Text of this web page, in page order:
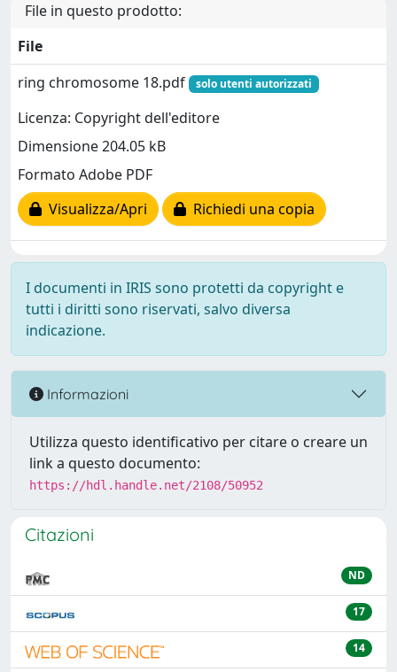
File in questo prodotto:
File
ring chromosome 18.pdf
solo utenti autorizzati
Licenza: Copyright dell'editore
Dimensione 204.05 kB
Formato Adobe PDF
Visualizza/Apri
Richiedi una copia
I documenti in IRIS sono protetti da copyright e
tutti i diritti sono riservati, salvo diversa
indicazione.
Informazioni
Utilizza questo identificativo per citare o creare un
link a questo documento:
https://hdl.handle.net/2108/50952
Citazioni
ND
17
14